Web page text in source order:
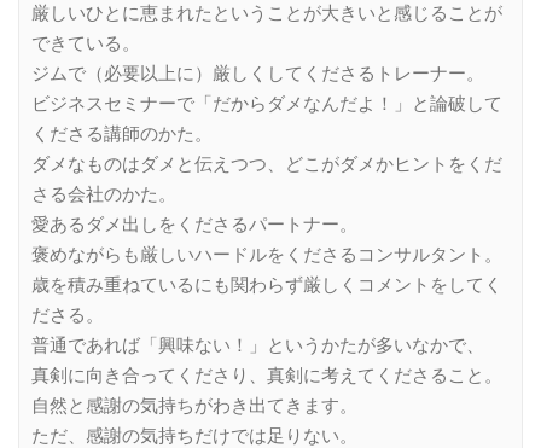
厳しいひとに恵まれたということが大きいと感じることが
できている。
ジムで（必要以上に）厳しくしてくださるトレーナー。
ビジネスセミナーで「だからダメなんだよ！」と論破して
くださる講師のかた。
ダメなものはダメと伝えつつ、どこがダメかヒントをくだ
さる会社のかた。
愛あるダメ出しをくださるパートナー。
褒めながらも厳しいハードルをくださるコンサルタント。
歳を積み重ねているにも関わらず厳しくコメントをしてく
ださる。
普通であれば「興味ない！」というかたが多いなかで、
真剣に向き合ってくださり、真剣に考えてくださること。
自然と感謝の気持ちがわき出てきます。
ただ、感謝の気持ちだけでは足りない。